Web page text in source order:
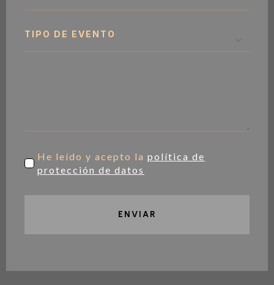
Tipo
evento
protección
*
He leído y acepto la política de
protección de datos
ENVIAR